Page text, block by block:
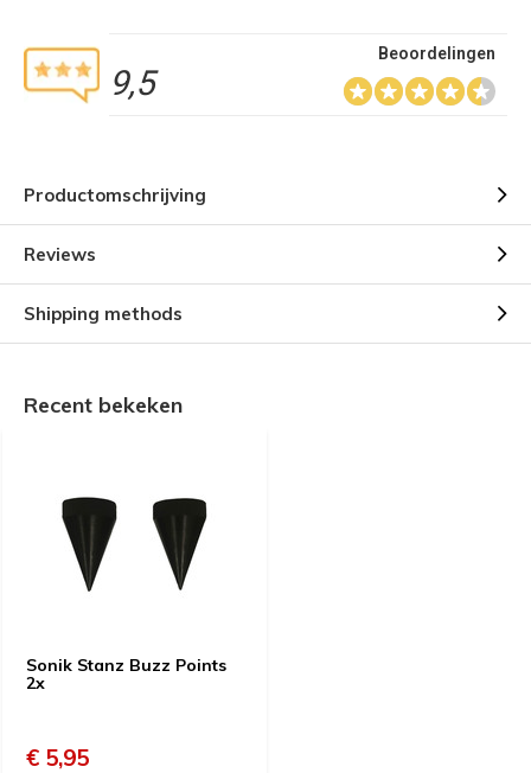
9,5
Beoordelingen
Productomschrijving
Reviews
Shipping methods
Recent bekeken
Sonik Stanz Buzz Points
2x
€ 5,95